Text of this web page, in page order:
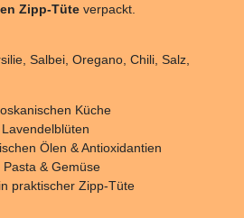
Zipp-Tüte verpackt.
Salbei, Oregano, Chili, Salz,
Küche
Ölen & Antioxidantien
& Gemüse
praktischer Zipp-Tüte